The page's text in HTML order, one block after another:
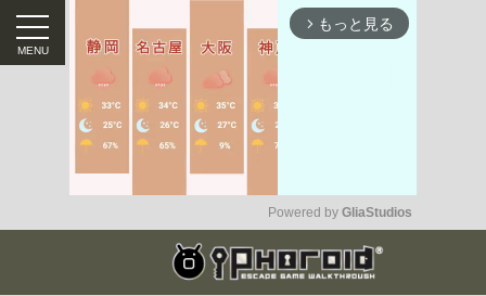
arrow_forward_ios もっと見る
Mute
Powered by GliaStudios